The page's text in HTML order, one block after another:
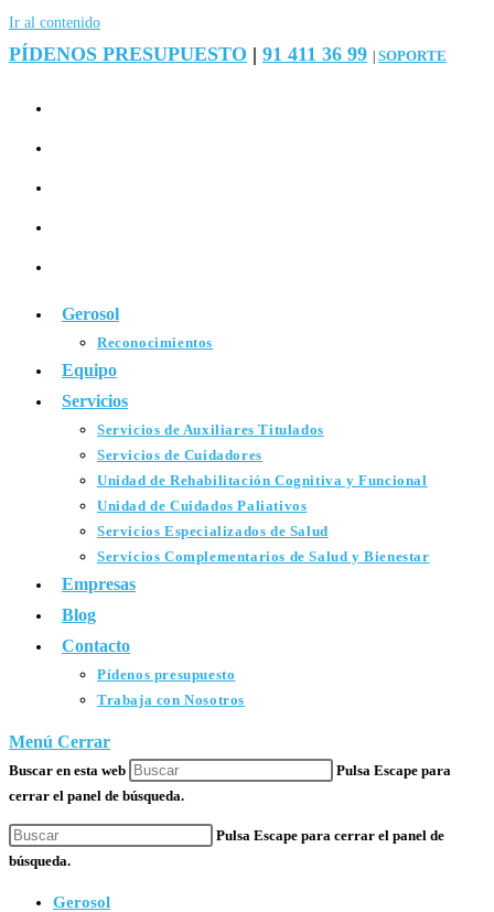
Ir al contenido
PÍDENOS PRESUPUESTO | 91 411 36 99 SOPORTE
Gerosol
Reconocimientos
Equipo
Servicios
Servicios de Auxiliares Titulados
Servicios de Cuidadores
Unidad de Rehabilitación Cognitiva y Funcional
Unidad de Cuidados Paliativos
Servicios Especializados de Salud
Servicios Complementarios de Salud y Bienestar
Empresas
Blog
Contacto
Pídenos presupuesto
Trabaja con Nosotros
Menú Cerrar
Buscar en esta web
Pulsa Escape para
cerrar el panel de búsqueda.
Pulsa Escape para cerrar el panel de
búsqueda.
Gerosol